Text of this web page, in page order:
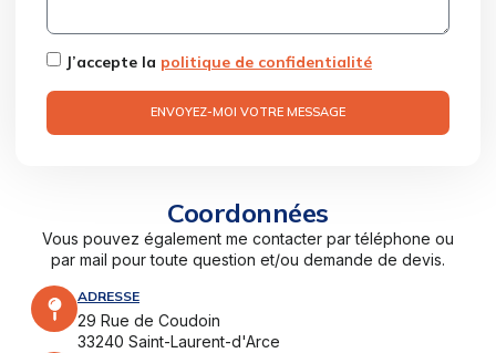
J’accepte la politique de confidentialité
ENVOYEZ-MOI VOTRE MESSAGE
Coordonnées
Vous pouvez également me contacter par téléphone ou
par mail pour toute question et/ou demande de devis.
ADRESSE
29 Rue de Coudoin
33240 Saint-Laurent-d'Arce